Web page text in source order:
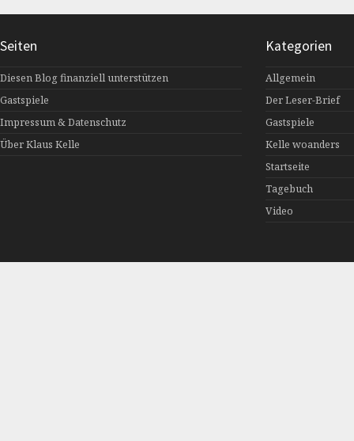
Seiten
Diesen Blog finanziell unterstützen
Gastspiele
Impressum & Datenschutz
Über Klaus Kelle
Kategorien
Allgemein
Der Leser-Brief
Gastspiele
Kelle woanders
Startseite
Tagebuch
Video